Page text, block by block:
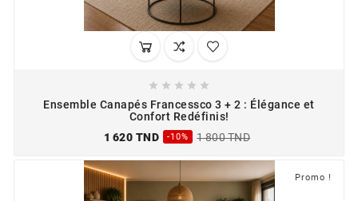
    
Ensemble Canapés Francessco 3 + 2 : Élégance et
Confort Redéfinis!
1 620 TND
-10% 1 800 TND
Promo !